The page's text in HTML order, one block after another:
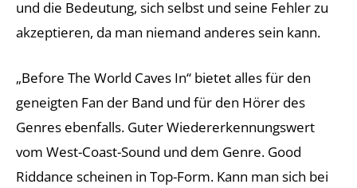
und die Bedeutung, sich selbst und seine Fehler zu
akzeptieren, da man niemand anderes sein kann.
„Before The World Caves In“ bietet alles für den
geneigten Fan der Band und für den Hörer des
Genres ebenfalls. Guter Wiedererkennungswert
vom West-Coast-Sound und dem Genre. Good
Riddance scheinen in Top-Form. Kann man sich bei